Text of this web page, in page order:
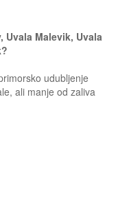
Uvala Malevik, Uvala
udubljenje
ali manje od zaliva